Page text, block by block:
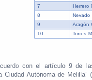
7
Herrero
8
Nevado
9
Aragón
10
Torres
con el artículo 9 de
Ciudad Autónoma de